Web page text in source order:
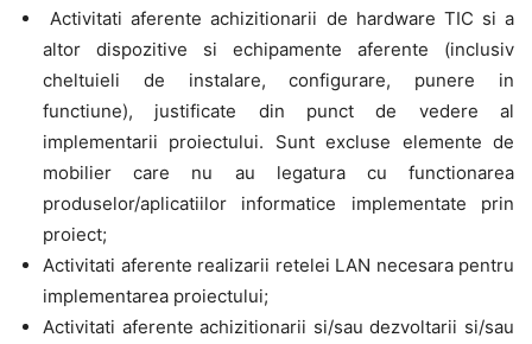
Activitati aferente achizitionarii de hardware TIC si a
altor dispozitive si echipamente aferente (inclusiv
cheltuieli de instalare, configurare, punere in
functiune), justificate din punct de vedere al
implementarii proiectului. Sunt excluse elemente de
mobilier care nu au legatura cu functionarea
produselor/aplicatiilor informatice implementate prin
proiect;
Activitati aferente realizarii retelei LAN necesara pentru
implementarea proiectului;
Activitati aferente achizitionarii si/sau dezvoltarii si/sau